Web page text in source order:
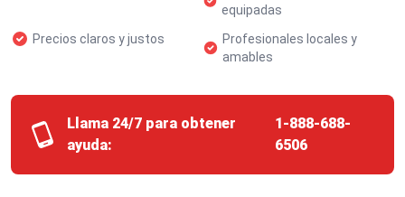
equipadas
Precios claros y justos
Profesionales locales y
amables
Llama 24/7 para obtener
ayuda:
1-888-688-
6506